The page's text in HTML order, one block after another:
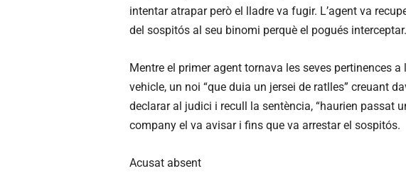
intentar atrapar però el lladre va fugir. L’agent va
del sospitós al seu binomi perquè el pogués interceptar.
Mentre el primer agent tornava les seves pertinences a
vehicle, un noi “que duia un jersei de ratlles” creuant
declarar al judici i recull la sentència, “haurien passat
company el va avisar i fins que va arrestar el sospitós.
Acusat absent